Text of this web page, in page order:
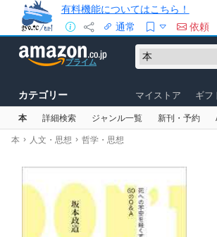
有料機能についてはこちら！
通常
依頼